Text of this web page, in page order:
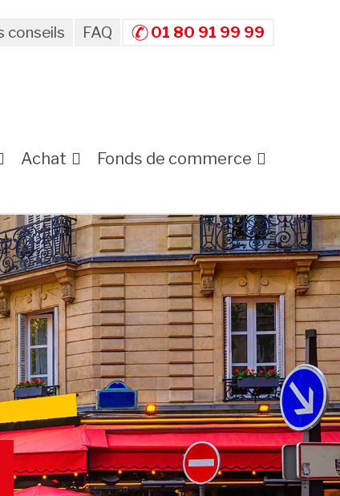
conseils FAQ 01 80 91 99 99
Achat Fonds de commerce